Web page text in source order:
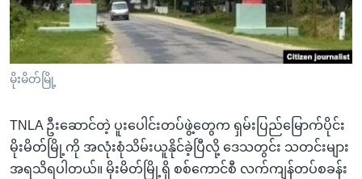
စာမျက်နှာ
သို့
ကျော်
ကြည့်
ရှာဖွေ
ရန်
နေရာ
ဗွီအိုအေ လူမှုကွန်ယက်များ
ဘာသာစကားများ
မိုးမိတ်မြို့
TNLA ဦးဆောင်တဲ့ ပူးပေါင်းတပ်ဖွဲ့တွေက ရှမ်းပြည်မြောက်ပိုင်း
မိုးမိတ်မြို့ကို အလုံးစုံသိမ်းယူနိုင်ခဲ့ပြီလို့ ဒေသတွင်း သတင်းများ
အရသိရပါတယ်။ မိုးမိတ်မြို့ရှိ စစ်ကောင်စီ လက်ကျန်တပ်စခန်း